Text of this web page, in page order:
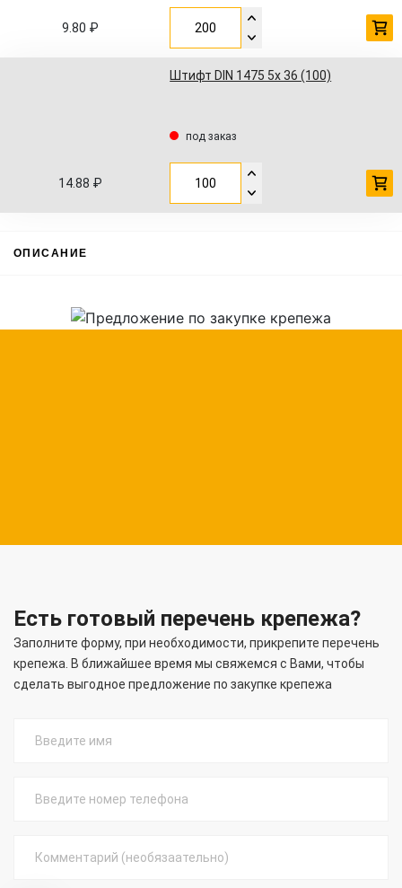
9.80 ₽
Штифт DIN 1475 5x 36 (100)
под заказ
14.88 ₽
ОПИСАНИЕ
Есть готовый перечень крепежа?
Заполните форму, при необходимости, прикрепите перечень
крепежа. В ближайшее время мы свяжемся с Вами, чтобы
сделать выгодное предложение по закупке крепежа